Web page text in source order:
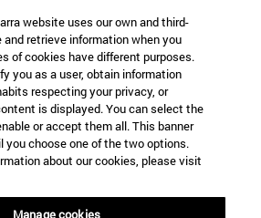
website uses our own and third-
retrieve information when you
of cookies have different purposes.
you as a user, obtain information
respecting your privacy, or
is displayed. You can select the
or accept them all. This banner
you choose one of the two options.
about our cookies, please visit
Manage cookies